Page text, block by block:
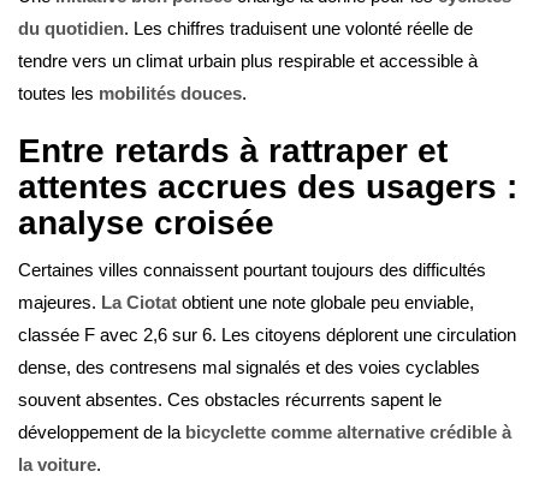
du quotidien. Les chiffres traduisent une volonté réelle de
tendre vers un climat urbain plus respirable et accessible à
toutes les mobilités douces.
Entre retards à rattraper et
attentes accrues des usagers :
analyse croisée
Certaines villes connaissent pourtant toujours des difficultés
majeures. La Ciotat obtient une note globale peu enviable,
classée F avec 2,6 sur 6. Les citoyens déplorent une circulation
dense, des contresens mal signalés et des voies cyclables
souvent absentes. Ces obstacles récurrents sapent le
développement de la bicyclette comme alternative crédible à
la voiture.